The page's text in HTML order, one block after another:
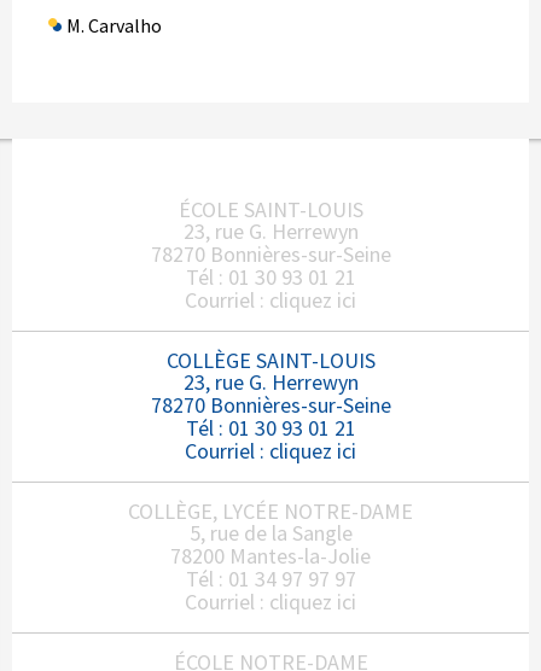
M. Carvalho
ÉCOLE SAINT-LOUIS
23, rue G. Herrewyn
78270 Bonnières-sur-Seine
Tél : 01 30 93 01 21
Courriel : cliquez ici
COLLÈGE SAINT-LOUIS
23, rue G. Herrewyn
78270 Bonnières-sur-Seine
Tél : 01 30 93 01 21
Courriel : cliquez ici
COLLÈGE, LYCÉE NOTRE-DAME
5, rue de la Sangle
78200 Mantes-la-Jolie
Tél : 01 34 97 97 97
Courriel : cliquez ici
ÉCOLE NOTRE-DAME